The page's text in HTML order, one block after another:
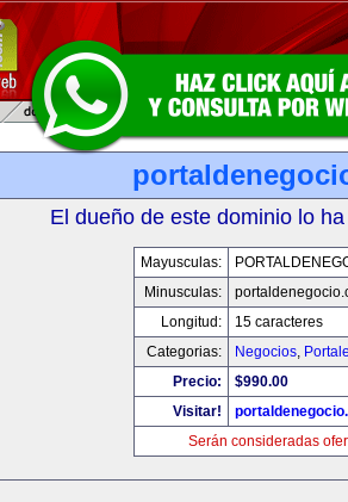
El dueño de este dominio lo
Mayusculas:
Minusculas:
Longitud:
15 caracteres
Categorias:
Negocios,
Precio:
$990.00
Visitar!
Serán consideradas